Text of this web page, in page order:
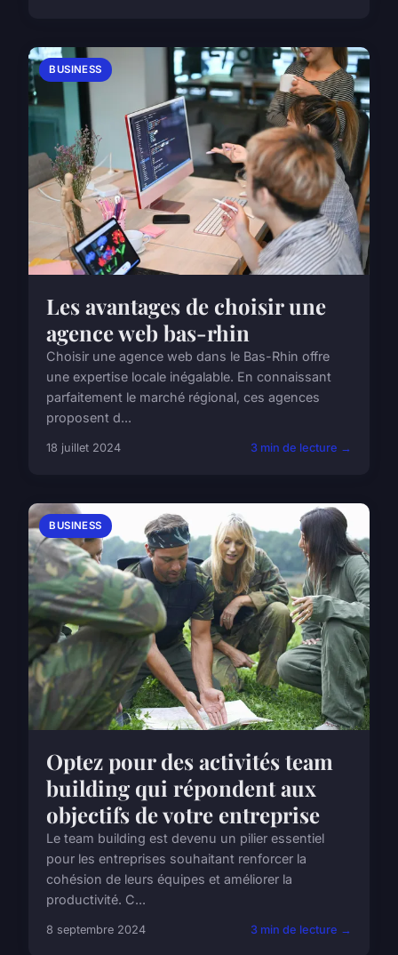
BUSINESS
Les avantages de choisir une
agence web bas-rhin
Choisir une agence web dans le Bas-Rhin offre
une expertise locale inégalable. En connaissant
parfaitement le marché régional, ces agences
proposent d...
18 juillet 2024 3 min de lecture →
BUSINESS
Optez pour des activités team
building qui répondent aux
objectifs de votre entreprise
Le team building est devenu un pilier essentiel
pour les entreprises souhaitant renforcer la
cohésion de leurs équipes et améliorer la
productivité. C...
8 septembre 2024 3 min de lecture →